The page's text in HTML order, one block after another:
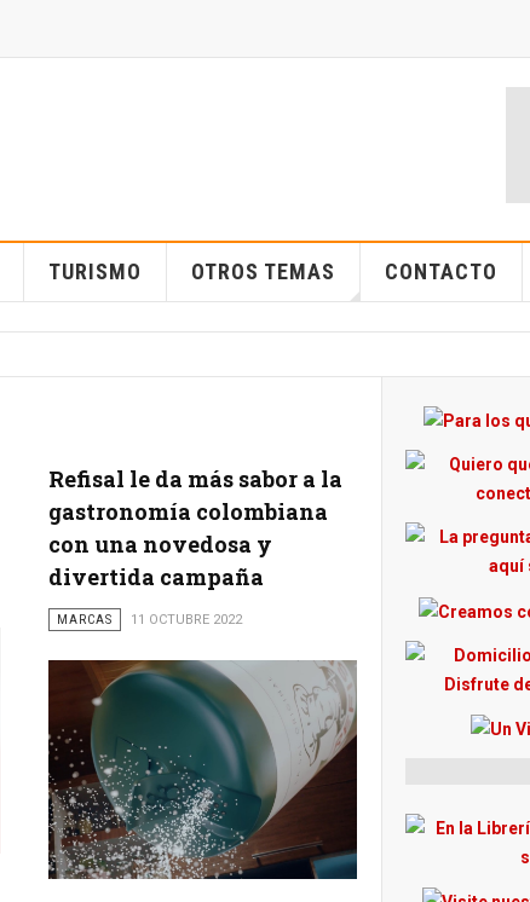
TURISMO OTROS TEMAS CONTACTO
Refisal le da más sabor a la
gastronomía colombiana
con una novedosa y
divertida campaña
MARCAS 11 OCTUBRE 2022